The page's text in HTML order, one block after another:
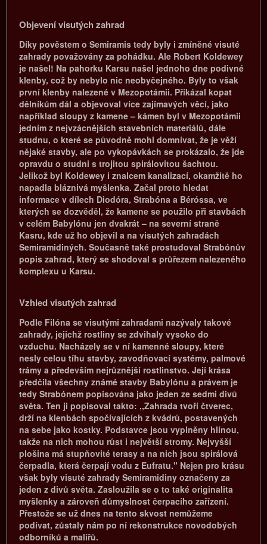
Objevení visutých zahrad
Díky pověstem o Semiramis tedy byly i zmíněné visuté
zahrady považovány za pohádku. Ale Robert Koldewey
je našel! Na pahorku Karsu našel jednoho dne podivné
klenby, což by nebylo nic neobyčejného. Byly to však
první klenby nalezené v Mezopotámii. Přikázal kopat
dělníkům dál a objevoval více zajímavých věcí, jako
například sloupy z kamene – kámen byl v Mezopotámii
jedním z nejvzácnějších stavebních materiálů, dále
studnu, o které se původně mohl domnívat, že je věží
nějaké stavby, ale po vykopávkách se prokázalo, že jde
opravdu o studni s trojitou spirálovitou šachtou.
Jelikož byl Koldewey i znalcem kanalizací, okamžitě ho
napadla bláznivá myšlenka. Začal proto hledat
informace v dílech Diodóra, Strabóna a Béróssa, ve
kterých se dozvěděl, že kamene se použilo při stavbách
v celém Babylónu jen dvakrát – na severní straně
Kasru, kde už ho objevil a na visutých zahradách
Semiramidiných. Současně také prostudoval Strabónův
popis zahrad, který se shodoval s průřezem nalezeného
komplexu u Karsu.
Vzhled visutých zahrad
Podle Filóna se visutými zahradami nazývaly takové
zahrady, jejichž rostliny se zdvihaly vysoko do
vzduchu. Nacházely se v ní kamenné sloupy, které
nesly celou tíhu stavby, zavodňovací systémy, palmové
trámy a především nejrůznější rostlinstvo. Její krása
předčila všechny známé stavby Babylónu a právem je
tedy Strabónem popisována jako jeden ze sedmi divů
světa. Ten ji popisoval takto: ,,Zahrada tvoří čtverec,
drží na klenbách spočívajících z kvádrů, postavených
na sebe jako kostky. Podstavce jsou vyplněny hlínou,
takže na nich mohou růst i největší stromy. Nejvyšší
plošina má stupňovité terasy a na nich jsou spirálová
čerpadla, která čerpají vodu z Eufratu." Nejen pro krásu
však byly visuté zahrady Semiramidiny označeny za
jeden z divů světa. Zasloužila se o to také originalita
myšlenky a zároveň důmyslnost čerpacího zařízení.
Přestože se už dnes na tento skvost nemůžeme
podívat, zůstaly nám po ní rekonstrukce novodobých
odborníků a malířů.